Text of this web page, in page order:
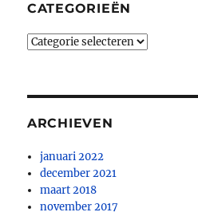
CATEGORIEËN
Categorieën
ARCHIEVEN
januari 2022
december 2021
maart 2018
november 2017